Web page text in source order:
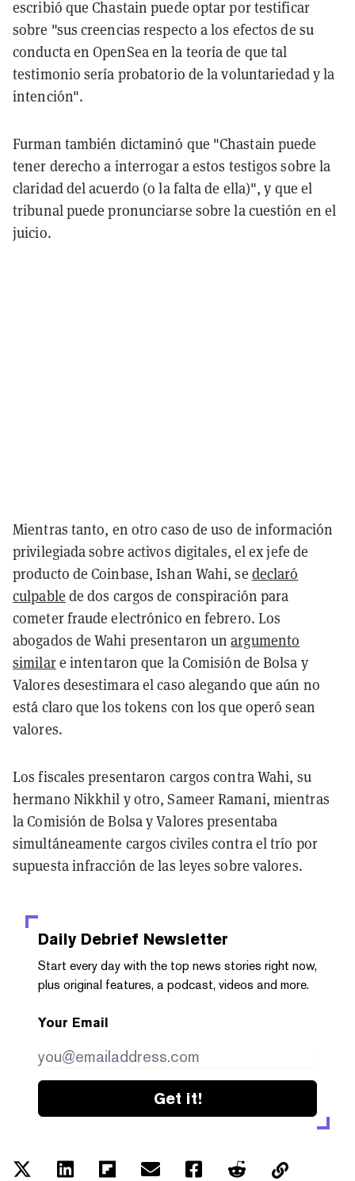
escribió que Chastain puede optar por testificar
sobre "sus creencias respecto a los efectos de su
conducta en OpenSea en la teoría de que tal
testimonio sería probatorio de la voluntariedad y la
intención".
Furman también dictaminó que "Chastain puede
tener derecho a interrogar a estos testigos sobre la
claridad del acuerdo (o la falta de ella)", y que el
tribunal puede pronunciarse sobre la cuestión en el
juicio.
Mientras tanto, en otro caso de uso de información
privilegiada sobre activos digitales, el ex jefe de
producto de Coinbase, Ishan Wahi, se declaró
culpable de dos cargos de conspiración para
cometer fraude electrónico en febrero. Los
abogados de Wahi presentaron unargumento
similare intentaron que la Comisión de Bolsa y
Valores desestimara el caso alegando que aún no
está claro que los tokens con los que operó sean
valores.
Los fiscales presentaron cargos contra Wahi, su
hermano Nikkhil y otro, Sameer Ramani, mientras
la Comisión de Bolsa y Valores presentaba
simultáneamente cargos civiles contra el trío por
supuesta infracción de las leyes sobre valores.
Daily Debrief Newsletter
Start every day with the top news stories right now,
plus original features, a podcast, videos and more.
Your Email
Get it!